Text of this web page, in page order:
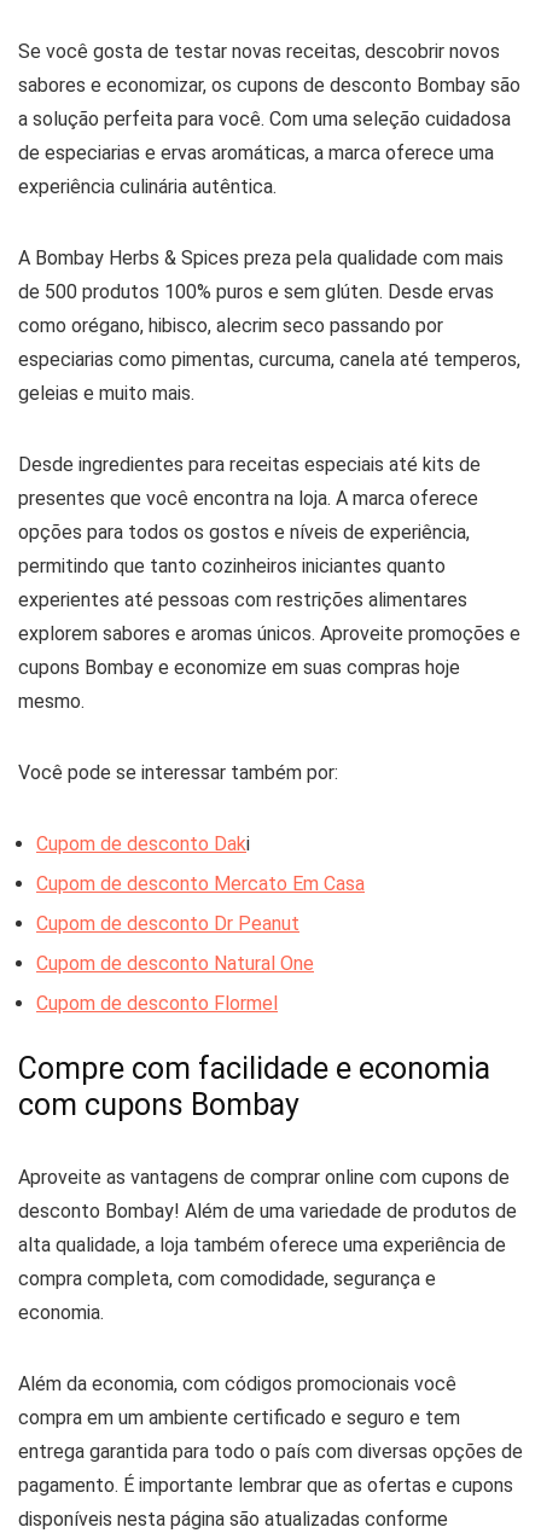
Se você gosta de testar novas receitas, descobrir novos
sabores e economizar, os cupons de desconto Bombay são
a solução perfeita para você. Com uma seleção cuidadosa
de especiarias e ervas aromáticas, a marca oferece uma
experiência culinária autêntica.
A Bombay Herbs & Spices preza pela qualidade com mais
de 500 produtos 100% puros e sem glúten. Desde ervas
como orégano, hibisco, alecrim seco passando por
especiarias como pimentas, curcuma, canela até temperos,
geleias e muito mais.
Desde ingredientes para receitas especiais até kits de
presentes que você encontra na loja. A marca oferece
opções para todos os gostos e níveis de experiência,
permitindo que tanto cozinheiros iniciantes quanto
experientes até pessoas com restrições alimentares
explorem sabores e aromas únicos. Aproveite promoções e
cupons Bombay e economize em suas compras hoje
mesmo.
Você pode se interessar também por:
Cupom de desconto Daki
Cupom de desconto Mercato Em Casa
Cupom de desconto Dr Peanut
Cupom de desconto Natural One
Cupom de desconto Flormel
Compre com facilidade e economia
com cupons Bombay
Aproveite as vantagens de comprar online com cupons de
desconto Bombay! Além de uma variedade de produtos de
alta qualidade, a loja também oferece uma experiência de
compra completa, com comodidade, segurança e
economia.
Além da economia, com códigos promocionais você
compra em um ambiente certificado e seguro e tem
entrega garantida para todo o país com diversas opções de
pagamento. É importante lembrar que as ofertas e cupons
disponíveis nesta página são atualizadas conforme